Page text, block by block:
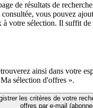
de résultats de
vous pouvez
à votre sélection. Il suffit
ainsi dans votre
sélection d'offres ».
les critères de votre
offres par e-mail